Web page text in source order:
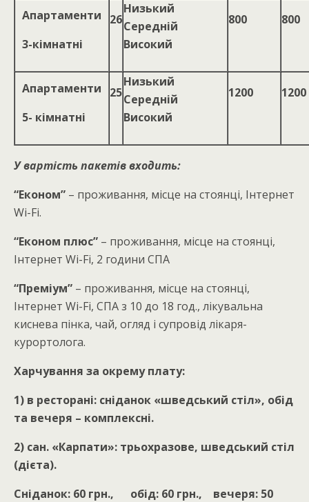
Апартаменти
3-кімнатні
26
Низький
Середній
Високий
800 800
Апартаменти
5- кімнатні
25
Низький
Середній
Високий
1200 1200
У вартість пакетів входить:
“Економ” – проживання, місце на стоянці, Інтернет
Wi-Fi.
“Економ плюс” – проживання, місце на стоянці,
Інтернет Wi-Fi, 2 години СПА
“Преміум” – проживання, місце на стоянці,
Інтернет Wi-Fi, СПА з 10 до 18 год., лікувальна
киснева пінка, чай, огляд і супровід лікаря-
курортолога.
Харчування за окрему плату:
1) в ресторані: сніданок «шведський стіл», обід
та вечеря – комплексні.
2) сан. «Карпати»: трьохразове, шведський стіл
(дієта).
Сніданок: 60 грн., обід: 60 грн., вечеря: 50